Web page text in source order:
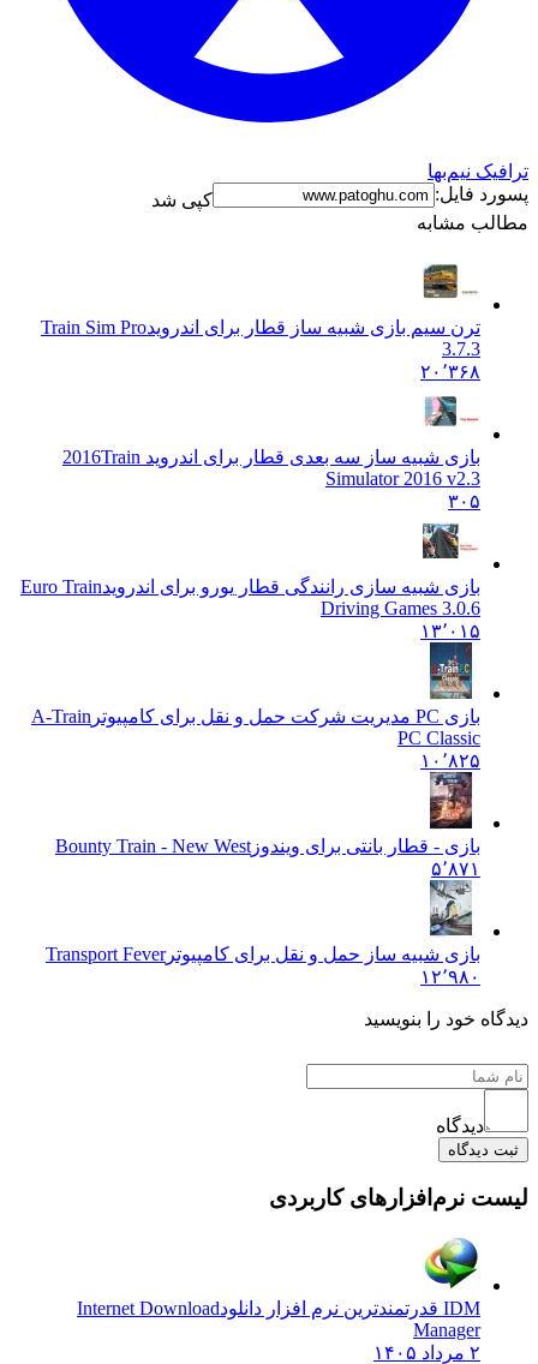
ترافیک نیم‌بها
پسورد فایل:
کپی شد
مطالب مشابه
ترن سیم بازی شبیه ساز قطار برای اندرویدTrain Sim Pro
3.7.3
۲۰٬۳۶۸
بازی شبیه ساز سه بعدی قطار برای اندروید 2016 Train
Simulator 2016 v2.3
۳۰۵
بازی شبیه سازی رانندگی قطار یورو برای اندرویدEuro Train
Driving Games 3.0.6
۱۳٬۰۱۵
بازی PC مدیریت شرکت حمل و نقل برای کامپیوتر
A-Train
PC Classic
۱۰٬۸۲۵
بازی - قطار بانتی برای ویندوز Bounty Train - New West
۵٬۸۷۱
بازی شبیه ساز حمل و نقل برای کامپیوترTransport Fever
۱۲٬۹۸۰
دیدگاه خود را بنویسید
دیدگاه
ثبت دیدگاه
لیست نرم‌افزارهای کاربردی
IDM قدرتمندترین نرم افزار دانلود
Internet Download
Manager
۲ مرداد ۱۴۰۵